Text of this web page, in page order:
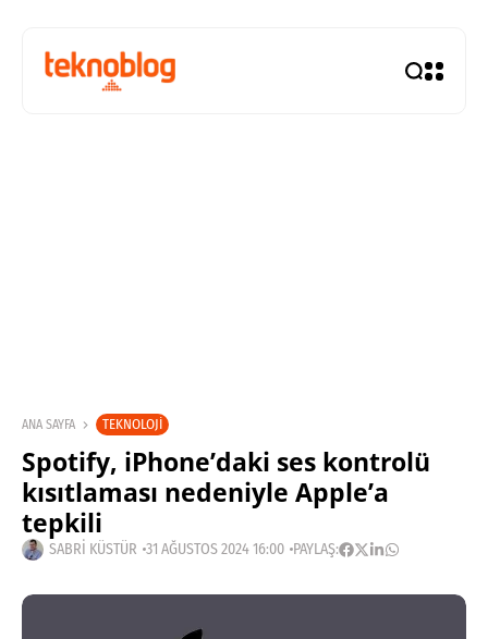
ANA SAYFA TEKNOLOJI
Spotify, iPhone’daki ses kontrolü
kısıtlaması nedeniyle Apple’a
tepkili
SABRI KÜSTÜR 31 AĞUSTOS 2024 16:00 PAYLAŞ: